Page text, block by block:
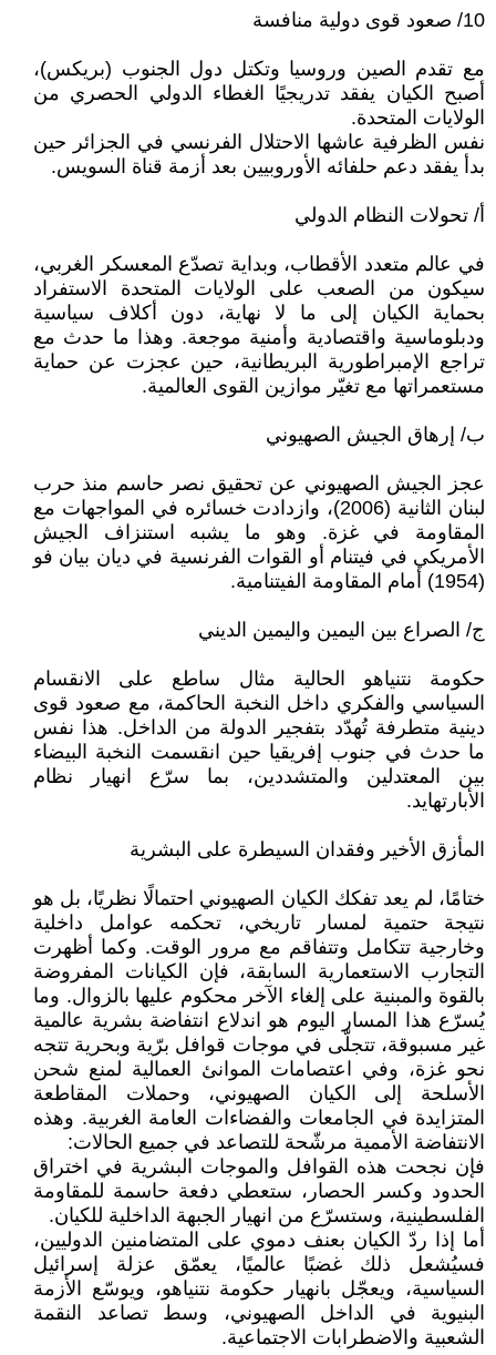
10/ صعود قوى دولية منافسة
مع تقدم الصين وروسيا وتكتل دول الجنوب (بريكس)،
أصبح الكيان يفقد تدريجيًا الغطاء الدولي الحصري من
الولايات المتحدة.
نفس الظرفية عاشها الاحتلال الفرنسي في الجزائر حين
بدأ يفقد دعم حلفائه الأوروبيين بعد أزمة قناة السويس.
أ/ تحولات النظام الدولي
في عالم متعدد الأقطاب، وبداية تصدّع المعسكر الغربي،
سيكون من الصعب على الولايات المتحدة الاستفراد
بحماية الكيان إلى ما لا نهاية، دون أكلاف سياسية
ودبلوماسية واقتصادية وأمنية موجعة. وهذا ما حدث مع
تراجع الإمبراطورية البريطانية، حين عجزت عن حماية
مستعمراتها مع تغيّر موازين القوى العالمية.
ب/ إرهاق الجيش الصهيوني
عجز الجيش الصهيوني عن تحقيق نصر حاسم منذ حرب
لبنان الثانية (2006)، وازدادت خسائره في المواجهات مع
المقاومة في غزة. وهو ما يشبه استنزاف الجيش
الأمريكي في فيتنام أو القوات الفرنسية في ديان بيان فو
(1954) أمام المقاومة الفيتنامية.
ج/ الصراع بين اليمين واليمين الديني
حكومة نتنياهو الحالية مثال ساطع على الانقسام
السياسي والفكري داخل النخبة الحاكمة، مع صعود قوى
دينية متطرفة تُهدّد بتفجير الدولة من الداخل. هذا نفس
ما حدث في جنوب إفريقيا حين انقسمت النخبة البيضاء
بين المعتدلين والمتشددين، بما سرّع انهيار نظام
الأبارتهايد.
المأزق الأخير وفقدان السيطرة على البشرية
ختامًا، لم يعد تفكك الكيان الصهيوني احتمالًا نظريًا، بل هو
نتيجة حتمية لمسار تاريخي، تحكمه عوامل داخلية
وخارجية تتكامل وتتفاقم مع مرور الوقت. وكما أظهرت
التجارب الاستعمارية السابقة، فإن الكيانات المفروضة
بالقوة والمبنية على إلغاء الآخر محكوم عليها بالزوال. وما
يُسرّع هذا المسار اليوم هو اندلاع انتفاضة بشرية عالمية
غير مسبوقة، تتجلّى في موجات قوافل برّية وبحرية تتجه
نحو غزة، وفي اعتصامات الموانئ العمالية لمنع شحن
الأسلحة إلى الكيان الصهيوني، وحملات المقاطعة
المتزايدة في الجامعات والفضاءات العامة الغربية. وهذه
الانتفاضة الأممية مرشّحة للتصاعد في جميع الحالات:
فإن نجحت هذه القوافل والموجات البشرية في اختراق
الحدود وكسر الحصار، ستعطي دفعة حاسمة للمقاومة
الفلسطينية، وستسرّع من انهيار الجبهة الداخلية للكيان.
أما إذا ردّ الكيان بعنف دموي على المتضامنين الدوليين،
فسيُشعل ذلك غضبًا عالميًا، يعمّق عزلة إسرائيل
السياسية، ويعجّل بانهيار حكومة نتنياهو، ويوسّع الأزمة
البنيوية في الداخل الصهيوني، وسط تصاعد النقمة
الشعبية والاضطرابات الاجتماعية.